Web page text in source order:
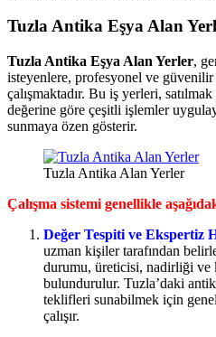
Tuzla Antika Eşya Alan
Tuzla Antika Eşya Alan Yerler,
isteyenlere, profesyonel ve
çalışmaktadır. Bu iş yerleri,
değerine göre çeşitli işlemler
sunmaya özen gösterir.
Tuzla Antika Alan Yerler
Çalışma sistemi genellikle
Değer Tespiti ve Ekspertiz
uzman kişiler tarafından
durumu, üreticisi, nadirliği ve
bulundurulur. Tuzla’daki
teklifleri sunabilmek için
çalışır.